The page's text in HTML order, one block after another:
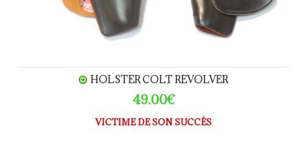
HOLSTER COLT REVOLVER
49.00€
VICTIME DE SON SUCCÈS